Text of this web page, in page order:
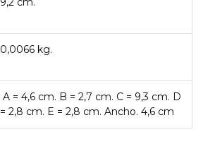
0,0066 kg.
A = 4,6 cm. B = 2,7 cm. C = 9,3 cm. D
= 2,8 cm. E = 2,8 cm. Ancho. 4,6 cm